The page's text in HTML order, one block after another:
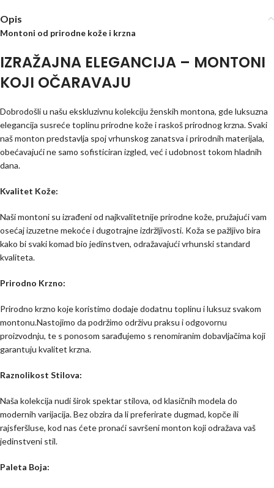
Opis
Montoni od prirodne kože i krzna
IZRAŽAJNA ELEGANCIJA – MONTONI
KOJI OČARAVAJU
Dobrodošli u našu ekskluzivnu kolekciju ženskih montona, gde luksuzna
elegancija susreće toplinu prirodne kože i raskoš prirodnog krzna. Svaki
naš monton predstavlja spoj vrhunskog zanatsva i prirodnih materijala,
obećavajući ne samo sofisticiran izgled, već i udobnost tokom hladnih
dana.
Kvalitet Kože:
Naši montoni su izrađeni od najkvalitetnije prirodne kože, pružajući vam
osećaj izuzetne mekoće i dugotrajne izdržljivosti. Koža se pažljivo bira
kako bi svaki komad bio jedinstven, odražavajući vrhunski standard
kvaliteta.
Prirodno Krzno:
Prirodno krzno koje koristimo dodaje dodatnu toplinu i luksuz svakom
montonu.Nastojimo da podržimo održivu praksu i odgovornu
proizvodnju, te s ponosom sarađujemo s renomiranim dobavljačima koji
garantuju kvalitet krzna.
Raznolikost Stilova:
Naša kolekcija nudi širok spektar stilova, od klasičnih modela do
modernih varijacija. Bez obzira da li preferirate dugmad, kopče ili
rajsferšluse, kod nas ćete pronaći savršeni monton koji odražava vaš
jedinstveni stil.
Paleta Boja: